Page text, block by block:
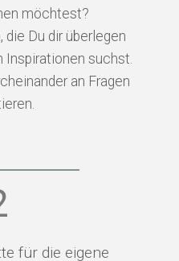
möchtest?
die Du dir überlegen
suchst.
an Fragen
für die eigene